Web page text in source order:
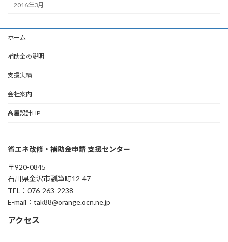
2016年3月
ホーム
補助金の説明
支援実績
会社案内
髙屋設計HP
省エネ改修・補助金申請 支援センター
〒920-0845
石川県金沢市瓢箪町12-47
TEL：076-263-2238
E-mail：tak88@orange.ocn.ne.jp
アクセス